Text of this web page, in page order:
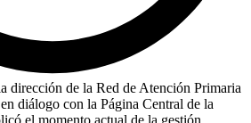
dirección de la Red de Atención Primaria
diálogo con la Página Central de la
el momento actual de la gestión.